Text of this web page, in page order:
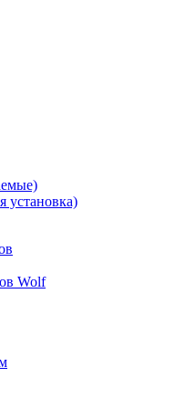
Wolf